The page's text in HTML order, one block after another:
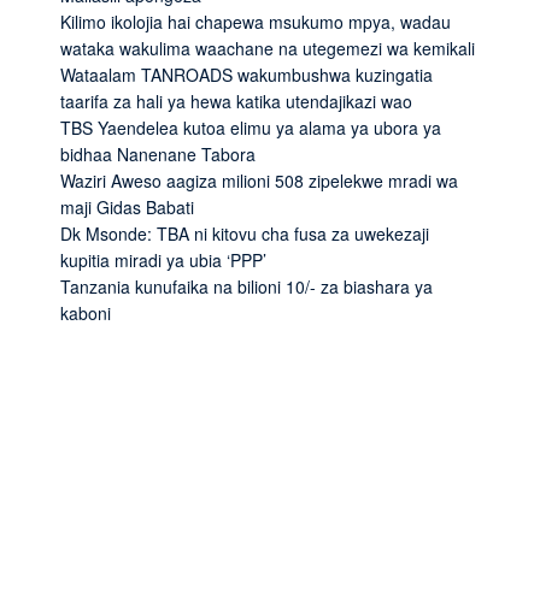
Kilimo ikolojia hai chapewa msukumo mpya, wadau
wataka wakulima waachane na utegemezi wa kemikali
Wataalam TANROADS wakumbushwa kuzingatia
taarifa za hali ya hewa katika utendajikazi wao
TBS Yaendelea kutoa elimu ya alama ya ubora ya
bidhaa Nanenane Tabora
Waziri Aweso aagiza milioni 508 zipelekwe mradi wa
maji Gidas Babati
Dk Msonde: TBA ni kitovu cha fusa za uwekezaji
kupitia miradi ya ubia ‘PPP’
Tanzania kunufaika na bilioni 10/- za biashara ya
kaboni